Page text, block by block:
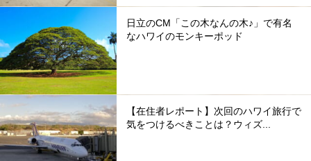
日立のCM「この木なんの木♪」で有名
なハワイのモンキーポッド
【在住者レポート】次回のハワイ旅行で
気をつけるべきことは？ウィズ...